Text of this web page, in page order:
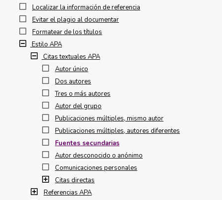
Localizar la información de referencia
Evitar el plagio al documentar
Formatear de los títulos
Estilo APA
Citas textuales APA
Autor único
Dos autores
Tres o más autores
Autor del grupo
Publicaciones múltiples, mismo autor
Publicaciones múltiples, autores diferentes
Fuentes secundarias
Autor desconocido o anónimo
Comunicaciones personales
Citas directas
Referencias APA